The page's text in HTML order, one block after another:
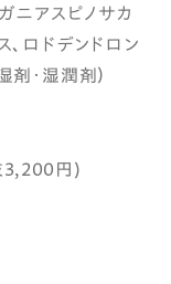
ニアスピノサカ
ロドデンドロン
・湿潤剤）
円)